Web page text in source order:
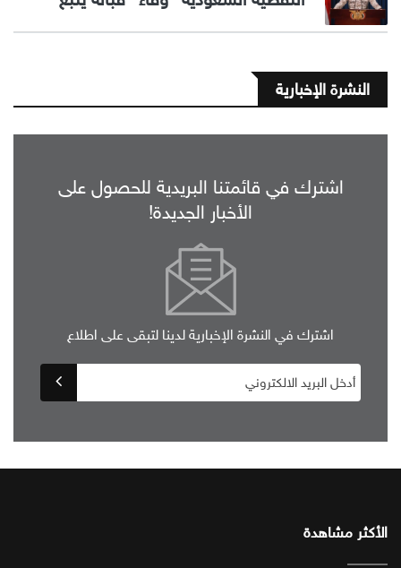
النشرة الإخبارية
اشترك في قائمتنا البريدية للحصول على
الأخبار الجديدة!
اشترك في النشرة الإخبارية لدينا لتبقى على اطلاع
الأكثر مشاهدة